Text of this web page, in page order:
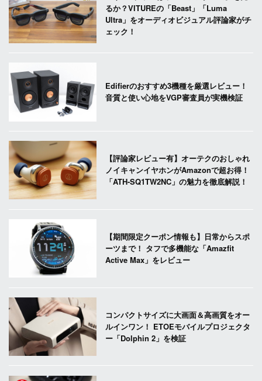
るか？VITUREの「Beast」「Luma
Ultra」をオーディオビジュアル評論家がチ
ェック！
Edifierのおすすめ3機種を厳選レビュー！
音質と使い心地をVGP審査員が実機検証
【評論家レビュー有】オーテクのおしゃれ
ノイキャンイヤホンがAmazonで超お得！
「ATH-SQ1TW2NC」の魅力を徹底解説！
【期間限定クーポン情報も】日常からスポ
ーツまで！ タフで多機能な「Amazfit
Active Max」をレビュー
コンパクトサイズに大画面＆高画質をオー
ルインワン！ ETOEモバイルプロジェクタ
ー「Dolphin 2」を検証